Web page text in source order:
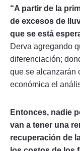
“A partir de la
de excesos de
que se está
Derva agregando
diferenciación;
que se alcanzarán
económica el
Entonces, nadie
van a tener una
recuperación de